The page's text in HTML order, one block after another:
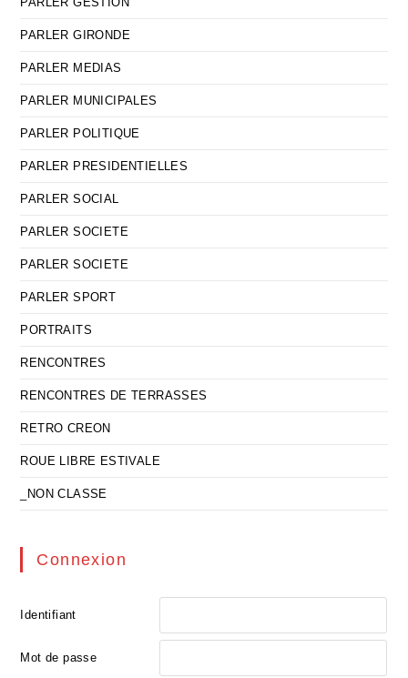
PARLER GIRONDE
PARLER MEDIAS
PARLER MUNICIPALES
PARLER POLITIQUE
PARLER PRESIDENTIELLES
PARLER SOCIAL
PARLER SOCIETE
PARLER SOCIETE
PARLER SPORT
PORTRAITS
RENCONTRES
RENCONTRES DE TERRASSES
RETRO CREON
ROUE LIBRE ESTIVALE
_NON CLASSE
Connexion
Identifiant
Mot de passe